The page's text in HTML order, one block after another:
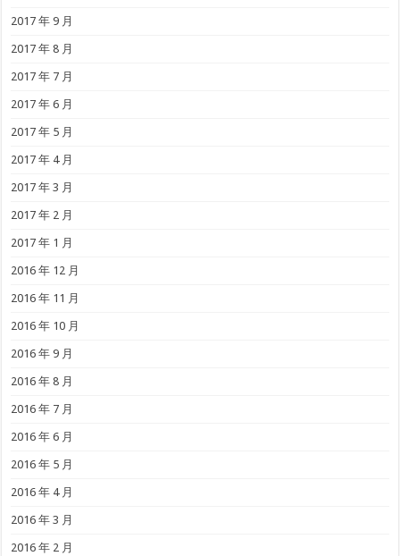
2017 年 9 月
2017 年 8 月
2017 年 7 月
2017 年 6 月
2017 年 5 月
2017 年 4 月
2017 年 3 月
2017 年 2 月
2017 年 1 月
2016 年 12 月
2016 年 11 月
2016 年 10 月
2016 年 9 月
2016 年 8 月
2016 年 7 月
2016 年 6 月
2016 年 5 月
2016 年 4 月
2016 年 3 月
2016 年 2 月